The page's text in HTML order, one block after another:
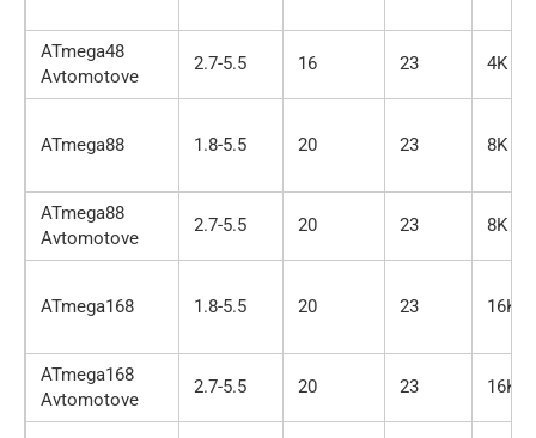
ATmega48
Avtomotove
2.7-5.5 16 23 4K
ATmega88 1.8-5.5 20 23 8K
ATmega88
Avtomotove
2.7-5.5 20 23 8K
ATmega168 1.8-5.5 20 23 16K
ATmega168
Avtomotove
2.7-5.5 20 23 16K